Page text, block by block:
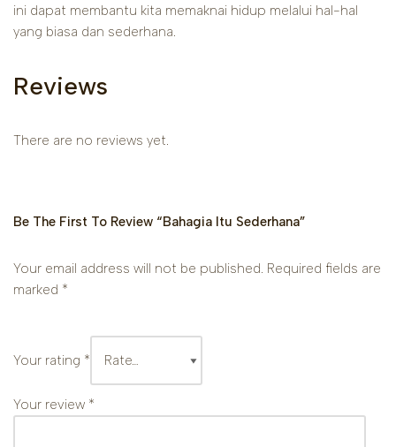
ini dapat membantu kita memaknai hidup melalui hal-hal
yang biasa dan sederhana.
Reviews
There are no reviews yet.
Be The First To Review “Bahagia Itu Sederhana”
Your email address will not be published. Required fields are
marked *
Your rating *
Your review *